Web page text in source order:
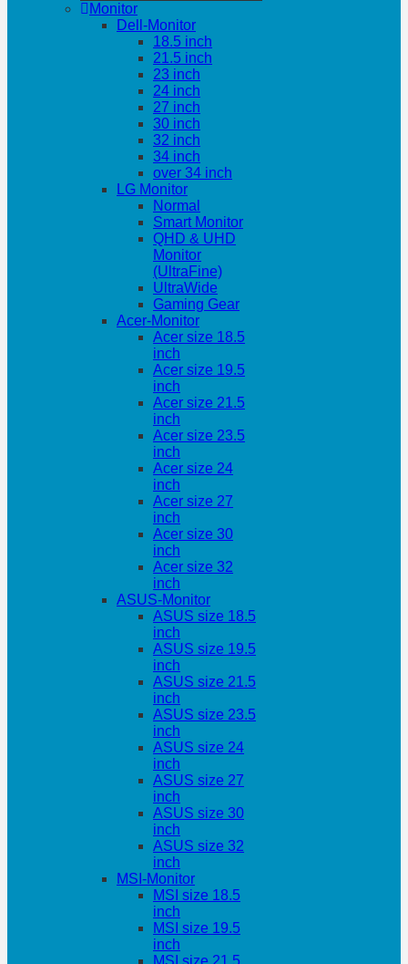
Monitor
Dell-Monitor
18.5 inch
21.5 inch
23 inch
24 inch
27 inch
30 inch
32 inch
34 inch
over 34 inch
LG Monitor
Normal
Smart Monitor
QHD & UHD
Monitor
(UltraFine)
UltraWide
Gaming Gear
Acer-Monitor
Acer size 18.5
inch
Acer size 19.5
inch
Acer size 21.5
inch
Acer size 23.5
inch
Acer size 24
inch
Acer size 27
inch
Acer size 30
inch
Acer size 32
inch
ASUS-Monitor
ASUS size 18.5
inch
ASUS size 19.5
inch
ASUS size 21.5
inch
ASUS size 23.5
inch
ASUS size 24
inch
ASUS size 27
inch
ASUS size 30
inch
ASUS size 32
inch
MSI-Monitor
MSI size 18.5
inch
MSI size 19.5
inch
MSI size 21.5